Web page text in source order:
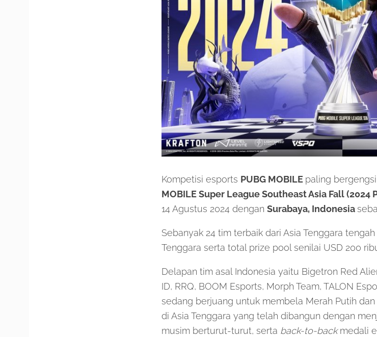
Kompetisi esports PUBG MOBILE paling
MOBILE Super League Southeast Asia Fall (2024
14 Agustus 2024 dengan Surabaya, Indonesia
Sebanyak 24 tim terbaik dari Asia Tenggara
Tenggara serta total prize pool senilai USD 200
Delapan tim asal Indonesia yaitu Bigetron Red
ID, RRQ, BOOM Esports, Morph Team, TALON
sedang berjuang untuk membela Merah Putih
di Asia Tenggara yang telah dibangun dengan
musim berturut-turut, serta back-to-backmedali